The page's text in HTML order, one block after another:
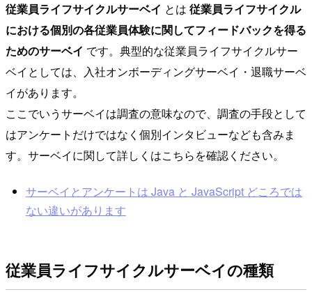
従業員ライフサイクルサーベイ とは 従業員ライフサイクル
における個別の各従業員体験に関してフィードバックを得る
ためのサーベイ です。典型的な従業員ライフサイクルサー
ベイとしては、入社オンボーディングサーベイ・退職サーベ
イがあります。
ここでいうサーベイは調査の意味なので、調査の手段として
はアンケートだけではなく個別インタビューなども含みま
す。サーベイに関して詳しくはこちらを確認ください。
サーベイとアンケートは Java と JavaScript どころでは
ない違いがあります
従業員ライフサイクルサーベイの種類